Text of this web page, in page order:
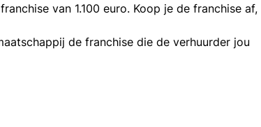
van 1.100 euro. Koop je de franchise af,
de franchise die de verhuurder jou